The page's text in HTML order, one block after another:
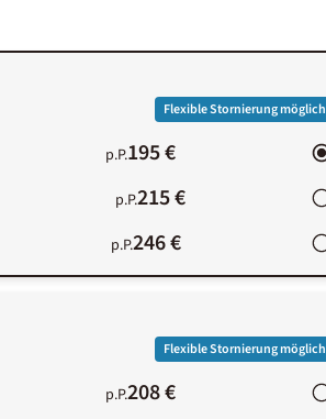
Flexible Stornierung möglich
p.P.195 €
p.P.215 €
p.P.246 €
Flexible Stornierung möglich
p.P.208 €